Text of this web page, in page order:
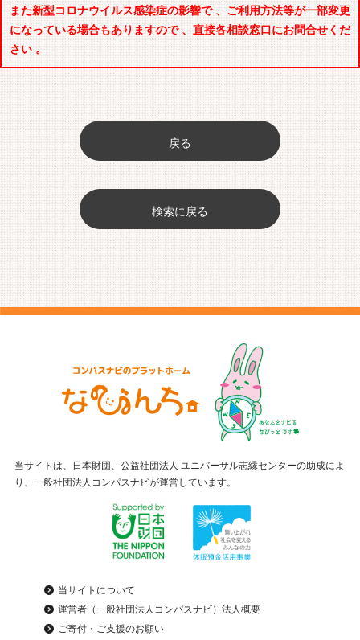
また新型コロナウイルス感染症の影響で 、ご利用方法等が一部変更
になっている場合もありますので 、直接各相談窓口にお問合せくだ
さい 。
戻る
検索に戻る
当サイトは、日本財団、公益社団法人 ユニバーサル志縁センターの助成によ
り、一般社団法人コンパスナビが運営しています。
当サイトについて
運営者（一般社団法人コンパスナビ）法人概要
ご寄付・ご支援のお願い